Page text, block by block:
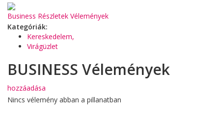
Business Részletek Vélemények
Kategóriák:
Kereskedelem,
Virágüzlet
BUSINESS Vélemények
hozzáadása
Nincs vélemény abban a pillanatban